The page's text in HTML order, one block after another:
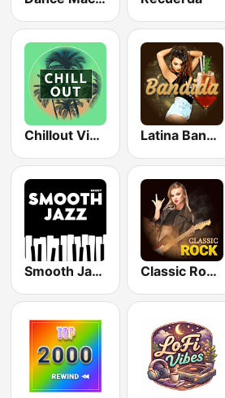
Chillout Vibes Latina Bandida!
Smooth Jazz - Groov Classic Rock Station